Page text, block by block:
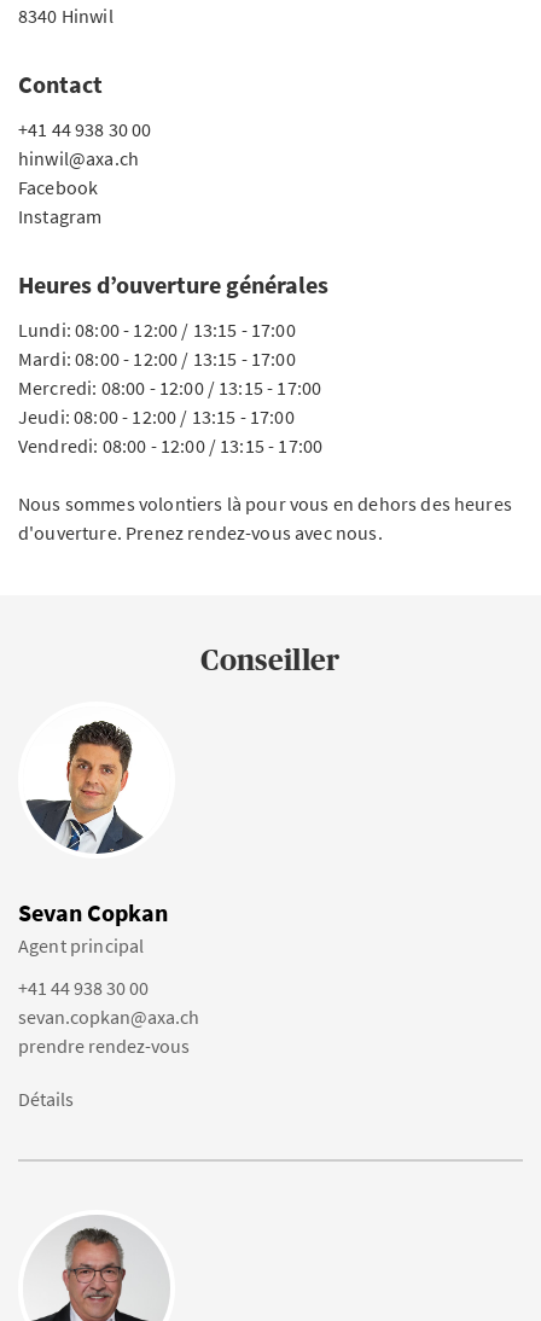
8340 Hinwil
Contact
+41 44 938 30 00
hinwil@axa.ch
Facebook
Instagram
Heures d’ouverture générales
Lundi: 08:00 - 12:00 / 13:15 - 17:00
Mardi: 08:00 - 12:00 / 13:15 - 17:00
Mercredi: 08:00 - 12:00 / 13:15 - 17:00
Jeudi: 08:00 - 12:00 / 13:15 - 17:00
Vendredi: 08:00 - 12:00 / 13:15 - 17:00
Nous sommes volontiers là pour vous en dehors des heures
d'ouverture. Prenez rendez-vous avec nous.
Conseiller
Sevan Copkan
Agent principal
+41 44 938 30 00
sevan.copkan@axa.ch
prendre rendez-vous
Détails